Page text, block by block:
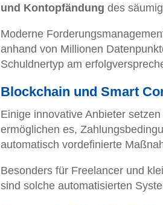
und Kontopfändung des
Moderne
anhand von Millionen
Schuldnertyp am
Blockchain und Smart
Einige innovative Anbieter
ermöglichen es,
automatisch vordefinierte
Besonders für Freelancer und
sind solche automatisierten